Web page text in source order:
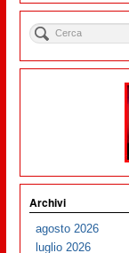
Archivi
agosto 2026
luglio 2026